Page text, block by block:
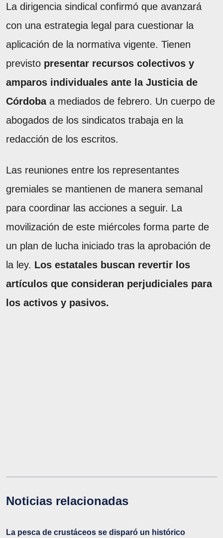
La dirigencia sindical confirmó que avanzará
con una estrategia legal para cuestionar la
aplicación de la normativa vigente. Tienen
previsto presentar recursos colectivos y
amparos individuales ante la Justicia de
Córdobaa mediados de febrero. Un cuerpo de
abogados de los sindicatos trabaja en la
redacción de los escritos.
Las reuniones entre los representantes
gremiales se mantienen de manera semanal
para coordinar las acciones a seguir. La
movilización de este miércoles forma parte de
un plan de lucha iniciado tras la aprobación de
la ley. Los estatales buscan revertir los
artículos que consideran perjudiciales para
los activos y pasivos.
Noticias relacionadas
La pesca de crustáceos se disparó un histórico